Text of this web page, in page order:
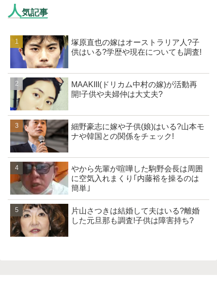
人気記事
塚原直也の嫁はオーストラリア人?子
供はいる?学歴や現在についても調査!
MAAKIII(ドリカム中村の嫁)が活動再
開!子供や夫婦仲は大丈夫?
細野豪志に嫁や子供(娘)はいる?山本モ
ナや韓国との関係をチェック!
やから先輩が喧嘩した駒野会長は周囲
に空気入れまくり｢内藤裕を操るのは
簡単｣
片山さつきは結婚して夫はいる?離婚
した元旦那も調査!子供は障害持ち?